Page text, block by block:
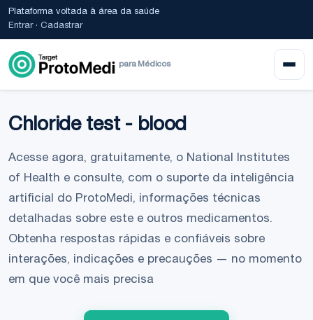
Plataforma voltada à área da saúde
Entrar· Cadastrar
para Médicos
Chloride test - blood
Acesse agora, gratuitamente, o National Institutes
of Health e consulte, com o suporte da inteligência
artificial do ProtoMedi, informações técnicas
detalhadas sobre este e outros medicamentos.
Obtenha respostas rápidas e confiáveis sobre
interações, indicações e precauções — no momento
em que você mais precisa